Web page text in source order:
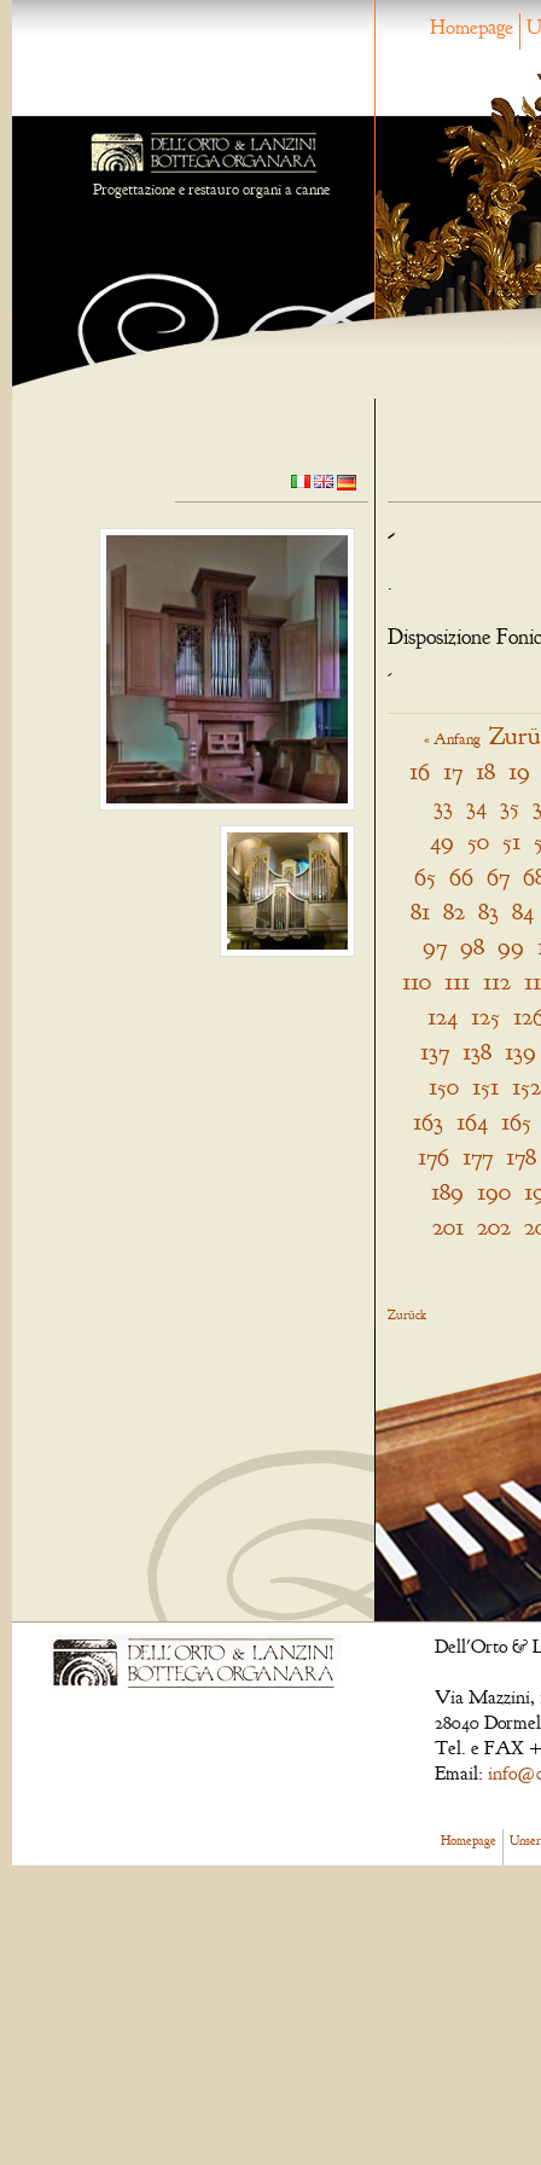
Homepage
Progettazione e restauro organi a canne
-
.
Disposizione
-
« Anfang
16 17 18 19
33 34 35
49 50 51
65 66 67
81 82 83 84
97 98 99
110 111 112
124 125
137 138 139
150 151 152
163 164 165
176 177 178
189 190
201 202
Zurück
Dell'Orto &
Via Mazzini,
28040
Tel. e FAX
Email:
Homepage